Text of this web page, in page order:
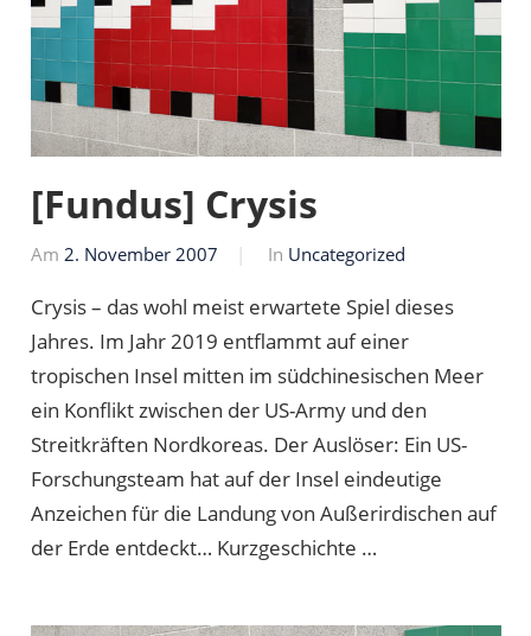
[Fundus] Crysis
Am 2. November 2007
Von
In Uncategorized
Crysis – das wohl meist erwartete Spiel dieses
Jahres. Im Jahr 2019 entflammt auf einer
tropischen Insel mitten im südchinesischen Meer
ein Konflikt zwischen der US-Army und den
Streitkräften Nordkoreas. Der Auslöser: Ein US-
Forschungsteam hat auf der Insel eindeutige
Anzeichen für die Landung von Außerirdischen auf
der Erde entdeckt… Kurzgeschichte …